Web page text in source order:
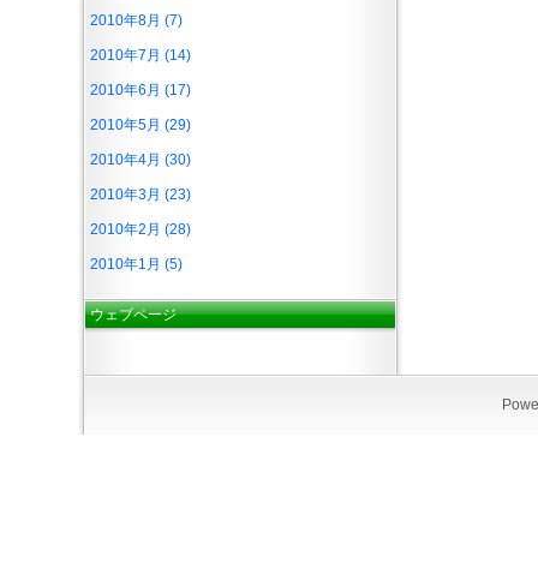
2010年8月 (7)
2010年7月 (14)
2010年6月 (17)
2010年5月 (29)
2010年4月 (30)
2010年3月 (23)
2010年2月 (28)
2010年1月 (5)
ウェブページ